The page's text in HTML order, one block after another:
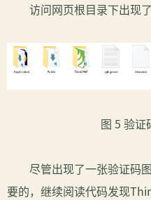
访问网页根目录下出现了
图 5 验证
尽管出现了一张验证码图
要的，继续阅读代码发现